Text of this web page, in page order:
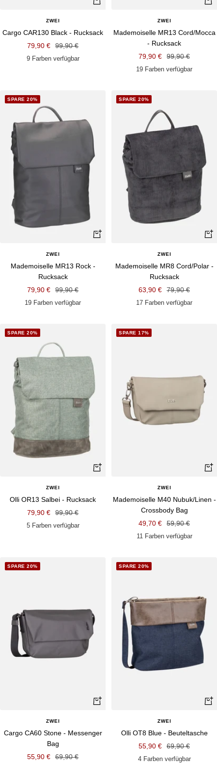
ZWEI
Cargo CAR130 Black - Rucksack
Angebotspreis
79,90 €
Regulärer
Preis
99,90 €
9 Farben verfügbar
ZWEI
Mademoiselle MR13 Cord/Mocca
- Rucksack
Angebotspreis
79,90 €
Regulärer
Preis
99,90 €
19 Farben verfügbar
SPARE 20%
Schnellansicht
ZWEI
Mademoiselle MR13 Rock -
Rucksack
Angebotspreis
79,90 €
Regulärer
Preis
99,90 €
19 Farben verfügbar
SPARE 20%
ZWEI
Mademoiselle MR8 Cord/Polar -
Rucksack
Angebotspreis
63,90 €
Regulärer
Preis
79,90 €
17 Farben verfügbar
SPARE 20%
Schnellansicht
ZWEI
Olli OR13 Salbei - Rucksack
Angebotspreis
79,90 €
Regulärer
Preis
99,90 €
5 Farben verfügbar
SPARE 17%
ZWEI
Mademoiselle M40 Nubuk/Linen -
Crossbody Bag
Angebotspreis
49,70 €
Regulärer
Preis
59,90 €
11 Farben verfügbar
SPARE 20%
Schnellansicht
ZWEI
Cargo CA60 Stone - Messenger
Bag
Angebotspreis
55,90 €
Regulärer
69,90 €
SPARE 20%
ZWEI
Olli OT8 Blue - Beuteltasche
Angebotspreis
55,90 €
Regulärer
Preis
69,90 €
4 Farben verfügbar